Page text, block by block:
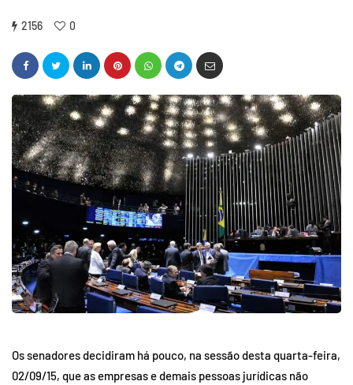
2156 0
Os senadores decidiram há pouco, na sessão desta quarta-feira,
02/09/15, que as empresas e demais pessoas jurídicas não